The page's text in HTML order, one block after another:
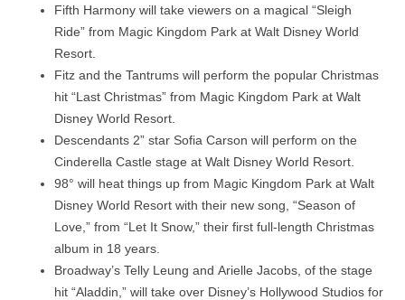
Fifth Harmony will take viewers on a magical “Sleigh
Ride” from Magic Kingdom Park at Walt Disney World
Resort.
Fitz and the Tantrums will perform the popular Christmas
hit “Last Christmas” from Magic Kingdom Park at Walt
Disney World Resort.
Descendants 2” star Sofia Carson will perform on the
Cinderella Castle stage at Walt Disney World Resort.
98° will heat things up from Magic Kingdom Park at Walt
Disney World Resort with their new song, “Season of
Love,” from “Let It Snow,” their first full-length Christmas
album in 18 years.
Broadway’s Telly Leung and Arielle Jacobs , of the stage
hit “Aladdin,” will take over Disney’s Hollywood Studios for